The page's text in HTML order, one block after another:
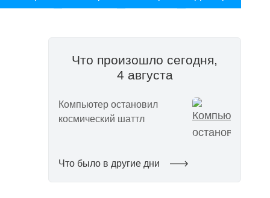
Что произошло сегодня,
4 августа
Компьютер остановил
космический шаттл
Что было в другие дни